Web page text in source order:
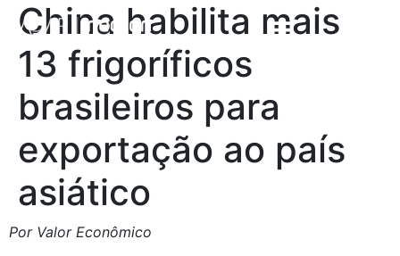
China habilita mais
13 frigoríficos
brasileiros para
exportação ao país
asiático
Por Valor Econômico